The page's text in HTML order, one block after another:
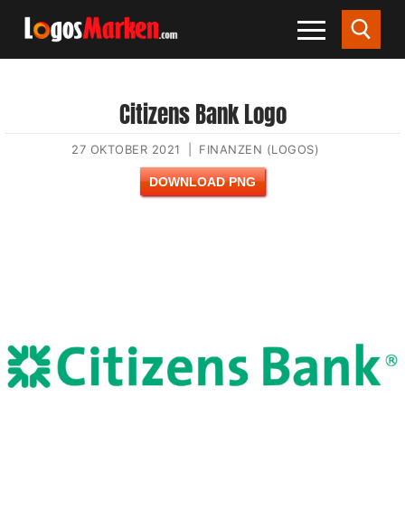
Citizens Bank Logo
27 OKTOBER 2021 FINANZEN (LOGOS)
DOWNLOAD PNG